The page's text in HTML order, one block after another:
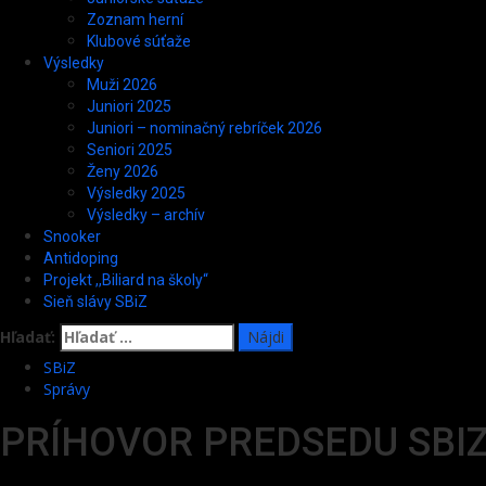
Zoznam herní
Klubové súťaže
Výsledky
Muži 2026
Juniori 2025
Juniori – nominačný rebríček 2026
Seniori 2025
Ženy 2026
Výsledky 2025
Výsledky – archív
Snooker
Antidoping
Projekt ,,Biliard na školy“
Sieň slávy SBiZ
Hľadať:
SBiZ
Správy
PRÍHOVOR PREDSEDU